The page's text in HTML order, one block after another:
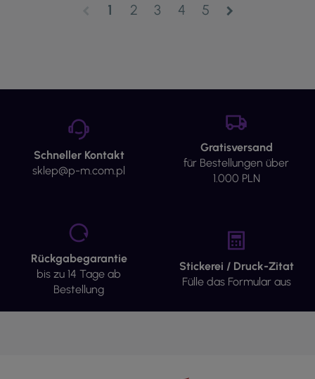
1 2 3 4 5 chevron_right
Schneller Kontakt
sklep@p-m.com.pl
Gratisversand
für Bestellungen über
1.000 PLN
Rückgabegarantie
bis zu 14 Tage ab
Bestellung
Stickerei / Druck-Zitat
Fülle das Formular aus